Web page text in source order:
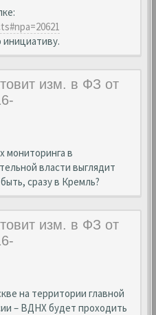
изм. в ФЗ от
мониторинга в
власти выглядит
сразу в Кремль?
изм. в ФЗ от
на территории главной
– ВДНХ будет проходить